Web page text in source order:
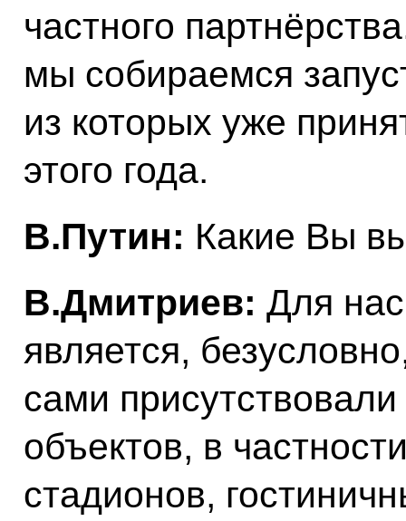
частного
мы собираемся
из которых уже
этого года.
В.Путин: Какие Вы
В.Дмитриев: Для
является,
сами
объектов, в
стадионов,